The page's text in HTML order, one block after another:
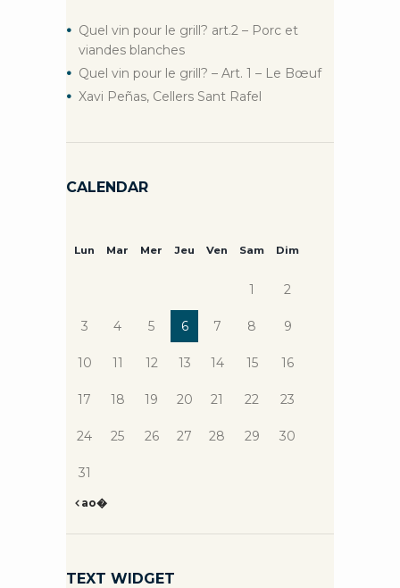
Quel vin pour le grill? art.2 – Porc et
viandes blanches
Quel vin pour le grill? – Art. 1 – Le Bœuf
Xavi Peñas, Cellers Sant Rafel
CALENDAR
Lun Mar Mer Jeu Ven Sam Dim
1 2
3 4 5 6 7 8 9
10 11 12 13 14 15 16
17 18 19 20 21 22 23
24 25 26 27 28 29 30
31
ao�
TEXT WIDGET